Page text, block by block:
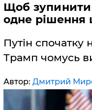
Щоб
одне рішення
Путін спочатку
Трамп чомусь
Автор: Дмитрий